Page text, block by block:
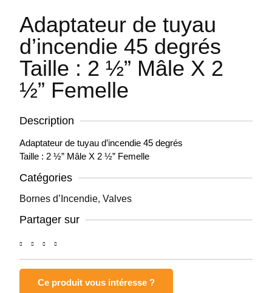
Adaptateur de tuyau
d’incendie 45 degrés
Taille : 2 ½” Mâle X 2
½” Femelle
Description
Adaptateur de tuyau d’incendie 45 degrés
Taille : 2 ½” Mâle X 2 ½” Femelle
Catégories
Bornes d’Incendie, Valves
Partager sur
Ce produit vous intéresse ?